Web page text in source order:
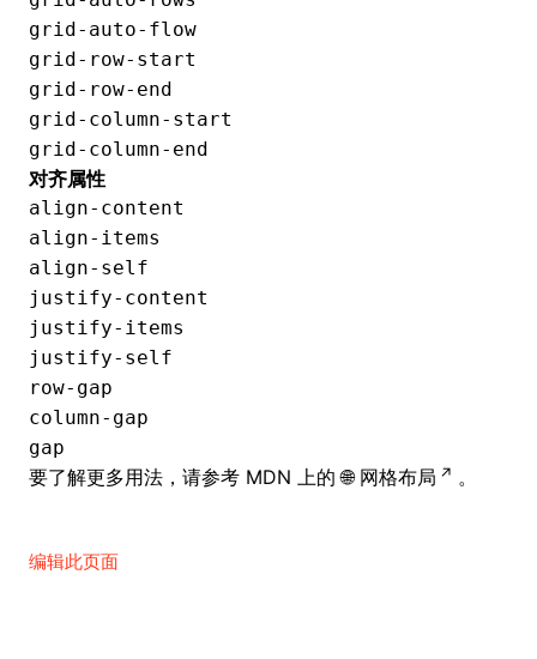
grid-auto-flow
grid-row-start
grid-row-end
grid-column-start
grid-column-end
对齐属性
align-content
align-items
align-self
justify-content
justify-items
justify-self
row-gap
column-gap
gap
要了解更多用法，请参考 MDN 上的 网格布局 。
编辑此页面